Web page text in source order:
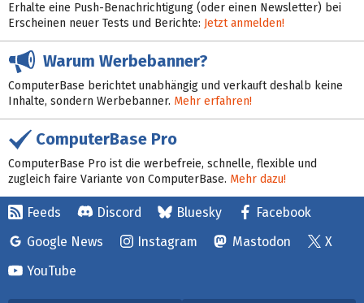
Erhalte eine Push-Benachrichtigung (oder einen Newsletter) bei
Erscheinen neuer Tests und Berichte: Jetzt anmelden!
Warum Werbebanner?
ComputerBase berichtet unabhängig und verkauft deshalb keine
Inhalte, sondern Werbebanner. Mehr erfahren!
ComputerBase Pro
ComputerBase Pro ist die werbefreie, schnelle, flexible und
zugleich faire Variante von ComputerBase. Mehr dazu!
Feeds Discord Bluesky
Facebook
Google News
Instagram Mastodon
X
YouTube